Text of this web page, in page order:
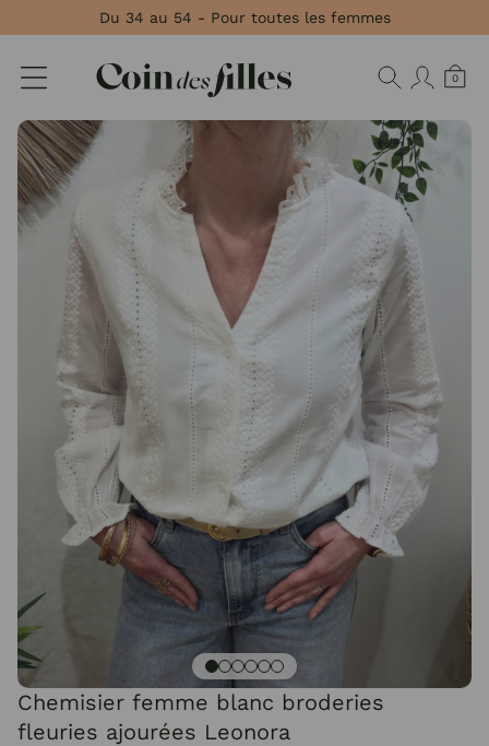
Du 34 au 54 - Pour toutes les femmes
0
Chemisier femme blanc broderies
fleuries ajourées Leonora
Panneau de gestion des cookies